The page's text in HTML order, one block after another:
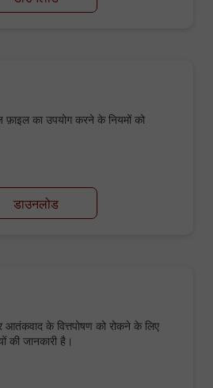
का उपयोग करने के नियमों को
डाउनलोड
आतंकवाद के वित्तपोषण को रोकने के लिए
की जानकारी है।